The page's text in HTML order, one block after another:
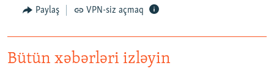
Paylaş VPN-siz açmaq
Bütün xəbərləri izləyin